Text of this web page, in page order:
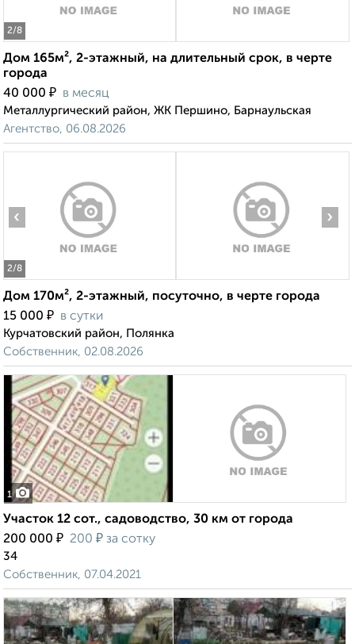
2/8
Дом 165м², 2-этажный, на длительный срок, в черте
города
40 000 ₽ в месяц
Металлургический район, ЖК Першино, Барнаульская
Агентство, 06.08.2026
2/8
‹ ›
Дом 170м², 2-этажный, посуточно, в черте города
15 000 ₽ в сутки
Курчатовский район, Полянка
Собственник, 02.08.2026
1
Участок 12 сот., садоводство, 30 км от города
200 000 ₽ 200 ₽ за сотку
34
Собственник, 07.04.2021